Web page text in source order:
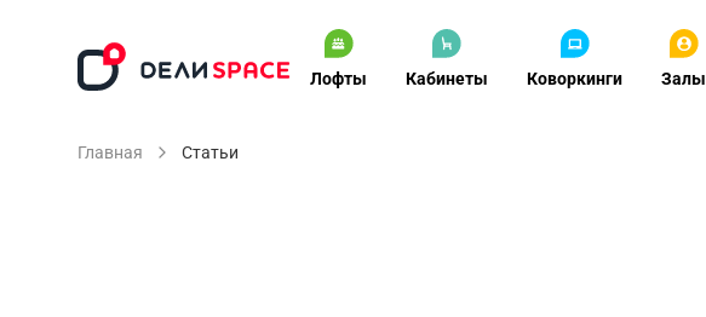
Лофты Кабинеты Коворкинги Залы
Главная Статьи